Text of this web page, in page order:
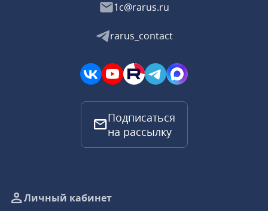
1c@rarus.ru
rarus_contact
Подписаться
на рассылку
Личный кабинет